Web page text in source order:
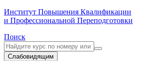
Институт Повышения Квалификации
и Профессиональной Переподготовки
Поиск
Слабовидящим